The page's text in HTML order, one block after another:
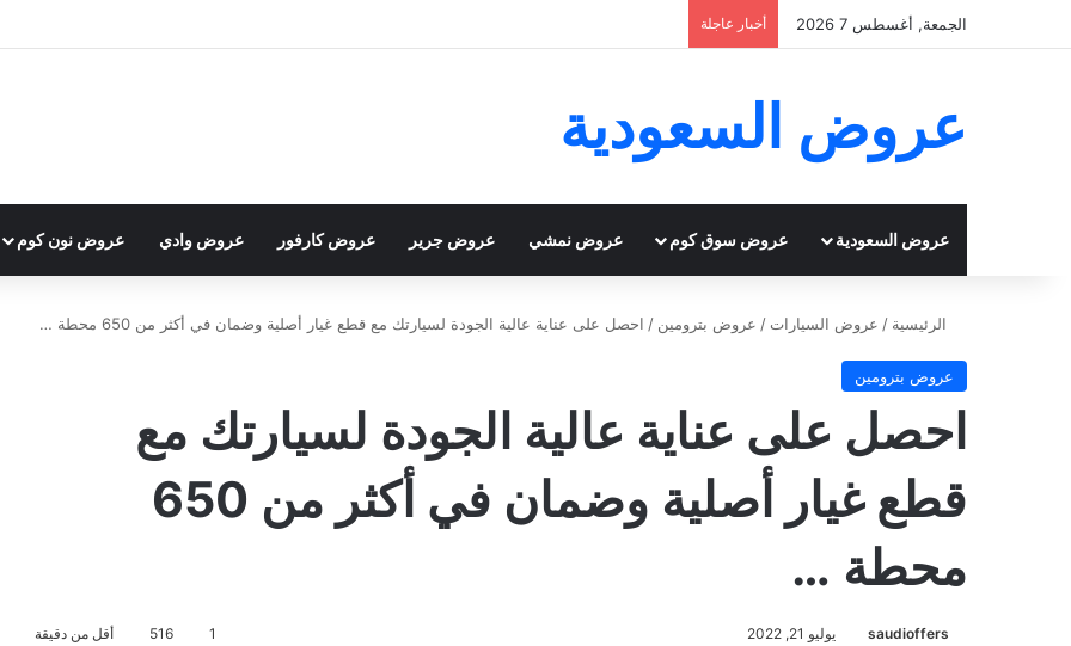
الجمعة, أغسطس 7 2026 أخبار عاجلة
عروض السعودية
عروض السعودية عروض سوق كوم عروض نمشي عروض جرير عروض كارفور عروض وادي عروض نون كوم
الرئيسية / عروض السيارات / عروض بترومين / احصل على عناية عالية الجودة لسيارتك مع قطع غيار أصلية وضمان في أكثر من 650 محطة …
عروض بترومين
احصل على عناية عالية الجودة لسيارتك مع
قطع غيار أصلية وضمان في أكثر من 650
محطة …
saudioffers يوليو 21, 2022 1
516 أقل من دقيقة